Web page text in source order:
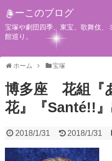
きーこのブログ
宝塚や劇団四季、東宝、歌舞伎、
館巡り。
ホーム 宝塚
博多座 花組『
花』『Santé!!
2018/1/31 2018/1/31